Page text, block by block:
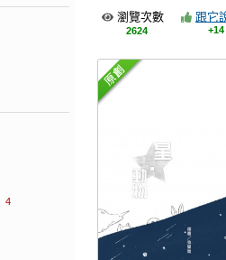
4
瀏覽次數
2624
跟它
+14